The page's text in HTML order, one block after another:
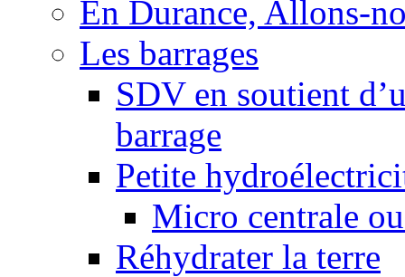
En Durance, Allons-
Les barrages
SDV en soutient
barrage
Petite
Micro centrale
Réhydrater la terre